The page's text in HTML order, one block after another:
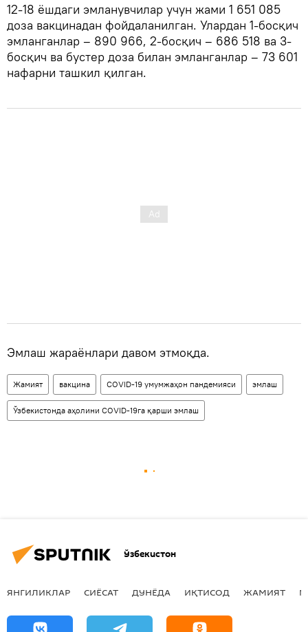
12-18 ёшдаги эмланувчилар учун жами 1 651 085
доза вакцинадан фойдаланилган. Улардан 1-босқич
эмланганлар – 890 966, 2-босқич – 686 518 ва 3-
босқич ва бустер доза билан эмланганлар – 73 601
нафарни ташкил қилган.
Эмлаш жараёнлари давом этмоқда.
Жамият вакцина COVID-19 умумжаҳон пандемияси эмлаш
Ўзбекистонда аҳолини COVID-19га қарши эмлаш
Ўзбекистон
ЯНГИЛИКЛАР СИЁСАТ ДУНЁДА ИҚТИСОД ЖАМИЯТ